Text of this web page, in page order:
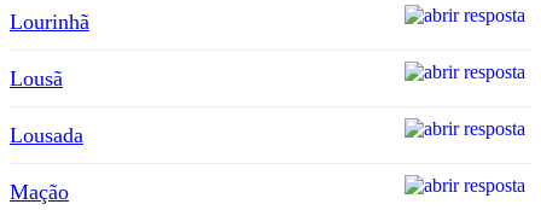
Lourinhã
Lousã
Lousada
Mação